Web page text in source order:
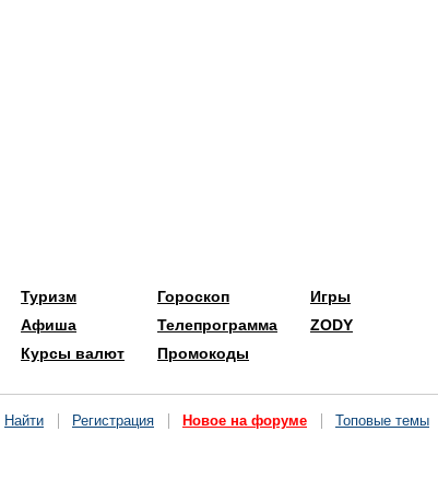
Туризм
Афиша
Курсы валют
Гороскоп
Телепрограмма
Промокоды
Игры
ZODY
Найти Регистрация Новое на форуме Топовые темы